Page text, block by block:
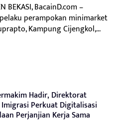
BEKASI, BacainD.com –
perampokan minimarket
Kampung Cijengkol,...
Hadir, Direktorat
Imigrasi Perkuat Digitalisasi
Perjanjian Kerja Sama